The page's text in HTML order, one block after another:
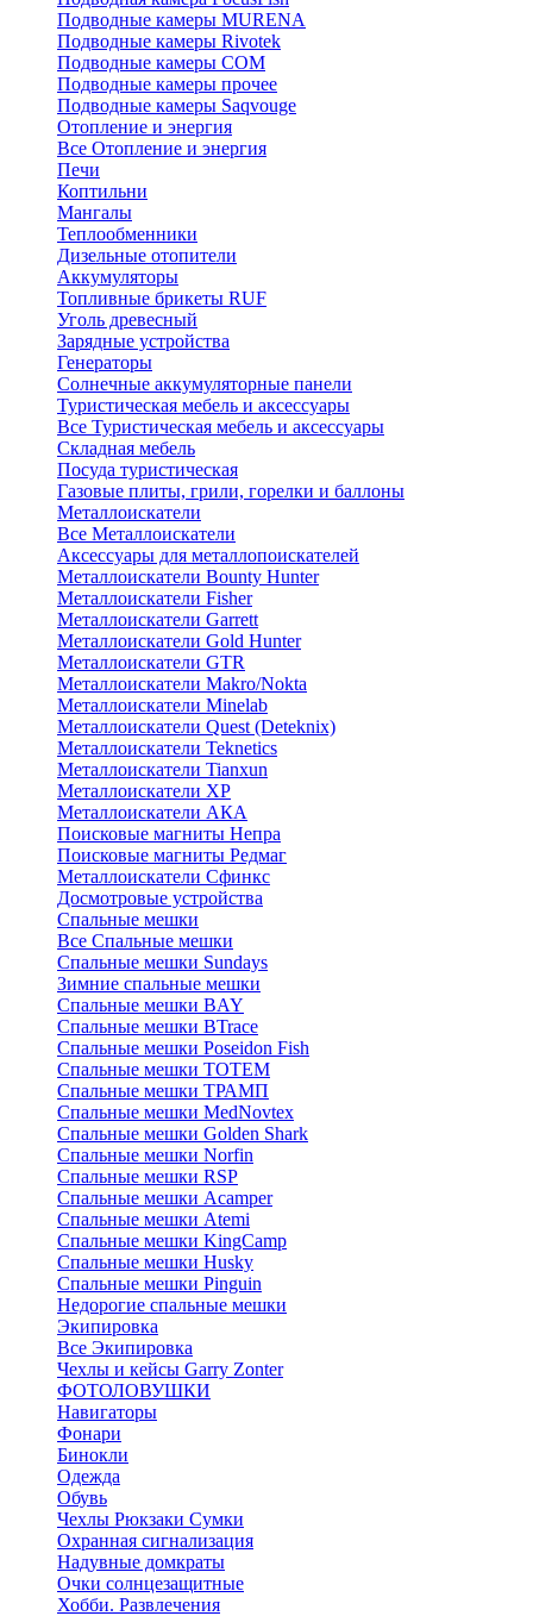
Подводные камеры MURENA
Подводные камеры Rivotek
Подводные камеры СОМ
Подводные камеры прочее
Подводные камеры Saqvouge
Отопление и энергия
Все Отопление и энергия
Печи
Коптильни
Мангалы
Теплообменники
Дизельные отопители
Аккумуляторы
Топливные брикеты RUF
Уголь древесный
Зарядные устройства
Генераторы
Солнечные аккумуляторные панели
Туристическая мебель и аксессуары
Все Туристическая мебель и аксессуары
Складная мебель
Посуда туристическая
Газовые плиты, грили, горелки и баллоны
Металлоискатели
Все Металлоискатели
Аксессуары для металлопоискателей
Металлоискатели Bounty Hunter
Металлоискатели Fisher
Металлоискатели Garrett
Металлоискатели Gold Hunter
Металлоискатели GTR
Металлоискатели Makro/Nokta
Металлоискатели Minelab
Металлоискатели Quest (Deteknix)
Металлоискатели Teknetics
Металлоискатели Tianxun
Металлоискатели XP
Металлоискатели АКА
Поисковые магниты Непра
Поисковые магниты Редмаг
Металлоискатели Сфинкс
Досмотровые устройства
Спальные мешки
Все Спальные мешки
Спальные мешки Sundays
Зимние спальные мешки
Спальные мешки BAY
Спальные мешки BTrace
Спальные мешки Poseidon Fish
Спальные мешки ТОТЕМ
Спальные мешки ТРАМП
Cпальные мешки MedNovtex
Спальные мешки Golden Shark
Спальные мешки Norfin
Спальные мешки RSP
Спальные мешки Acamper
Спальные мешки Atemi
Спальные мешки KingCamp
Спальные мешки Husky
Спальные мешки Pinguin
Недорогие спальные мешки
Экипировка
Все Экипировка
Чехлы и кейсы Garry Zonter
ФОТОЛОВУШКИ
Навигаторы
Фонари
Бинокли
Одежда
Обувь
Чехлы Рюкзаки Сумки
Охранная сигнализация
Надувные домкраты
Очки солнцезащитные
Хобби. Развлечения